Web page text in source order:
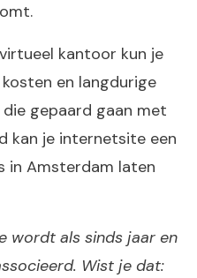
kantoor kun je
en langdurige
gepaard gaan met
kan je internetsite een
in Amsterdam laten
wordt als sinds jaar en
Wist je dat: